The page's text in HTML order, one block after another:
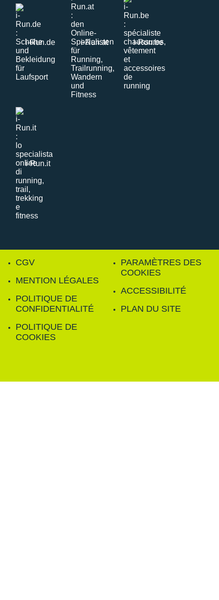
i-Run.de i-Run.at i-Run.be
i-Run.it
CGV
MENTION LÉGALES
POLITIQUE DE
CONFIDENTIALITÉ
POLITIQUE DE
COOKIES
PARAMÈTRES DES
COOKIES
ACCESSIBILITÉ
PLAN DU SITE